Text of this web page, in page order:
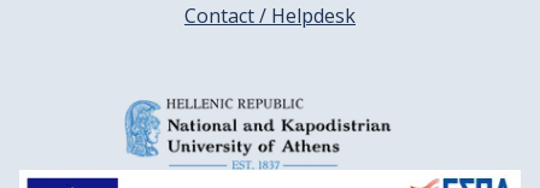
Contact / Helpdesk